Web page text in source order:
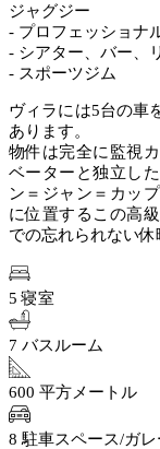
ジャグジー
- プロフェッショナ
- シアター、バー、
- スポーツジム
ヴィラには5台の車
あります。
物件は完全に監視
ベーターと独立し
ン＝ジャン＝カッ
に位置するこの高
での忘れられない休
5 寝室
7 バスルーム
600 平方メートル
8 駐車スペース/ガレ